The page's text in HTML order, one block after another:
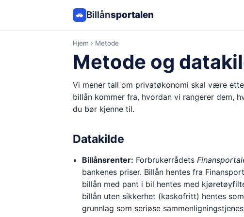
🚗 Billånsportalen
Hjem › Metode
Metode og
Vi mener tall om privatøkonomi skal være
billån kommer fra, hvordan vi rangerer dem,
du bør kjenne til.
Datakilde
Billånsrenter: Forbrukerrådets
bankenes priser. Billån hentes fra
billån med pant i bil hentes med
billån uten sikkerhet (kaskofritt) hentes
grunnlag som seriøse